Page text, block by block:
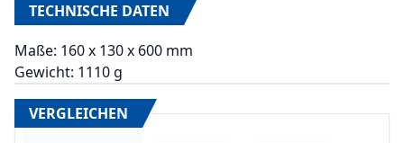
TECHNISCHE DATEN
Maße: 160 x 130 x 600 mm
Gewicht: 1110 g
VERGLEICHEN